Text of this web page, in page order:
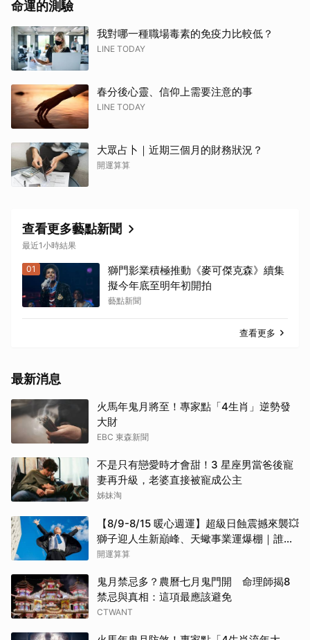
命運的測驗
我對哪一種職場毒素的免疫力比較低？
LINE TODAY
春分後心靈、信仰上需要注意的事
LINE TODAY
大眾占卜｜近期三個月的財務狀況？
開運算算
查看更多藝點新聞
最近1小時結果
01
獅門影業積極推動《麥可傑克森》續集
擬今年底至明年初開拍
藝點新聞
查看更多
最新消息
火馬年鬼月將至！專家點「4生肖」逆勢發
大財
EBC 東森新聞
不是只有戀愛時才會甜！3 星座男當爸後寵
妻再升級，老婆直接被寵成公主
姊妹淘
【8/9-8/15 暖心週運】超級日蝕震撼來襲💥
獅子迎人生新巔峰、天蠍事業運爆棚｜誰將
逆襲成未來半年的大贏家？
開運算算
鬼月禁忌多？農曆七月鬼門開 命理師揭8
禁忌與真相：這項最應該避免
CTWANT